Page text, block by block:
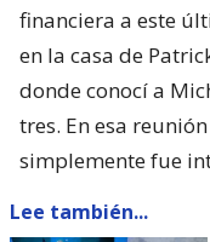
financiera a este
en la casa de
donde conocí a
tres. En esa
simplemente fue
Lee también...